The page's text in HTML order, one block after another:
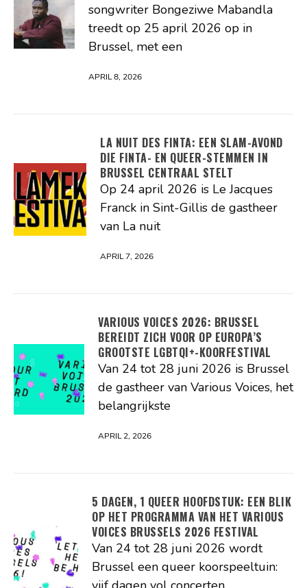
songwriter Bongeziwe Mabandla
treedt op 25 april 2026 op in
Brussel, met een
APRIL 8, 2026
LA NUIT DES FINTA: EEN SLAM-AVOND
DIE FINTA- EN QUEER-STEMMEN IN
BRUSSEL CENTRAAL STELT
Op 24 april 2026 is Le Jacques
Franck in Sint-Gillis de gastheer
van La nuit
APRIL 7, 2026
VARIOUS VOICES 2026: BRUSSEL
BEREIDT ZICH VOOR OP EUROPA’S
GROOTSTE LGBTQI+-KOORFESTIVAL
Van 24 tot 28 juni 2026 is Brussel
de gastheer van Various Voices, het
belangrijkste
APRIL 2, 2026
5 DAGEN, 1 QUEER HOOFDSTUK: EEN BLIK
OP HET PROGRAMMA VAN HET VARIOUS
VOICES BRUSSELS 2026 FESTIVAL
Van 24 tot 28 juni 2026 wordt
Brussel een queer koorspeeltuin: